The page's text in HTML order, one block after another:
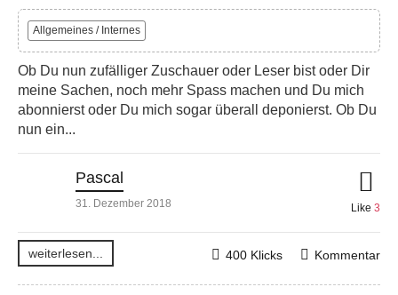
Allgemeines / Internes
Ob Du nun zufälliger Zuschauer oder Leser bist oder Dir
meine Sachen, noch mehr Spass machen und Du mich
abonnierst oder Du mich sogar überall deponierst. Ob Du
nun ein...
Pascal
31. Dezember 2018 Like 3
weiterlesen... Kommentar
400 Klicks